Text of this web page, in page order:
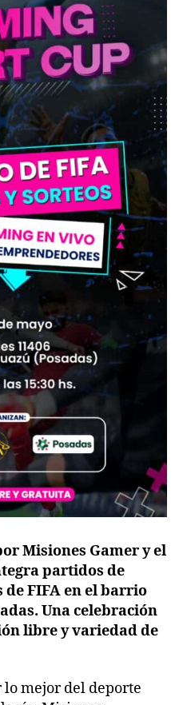
Misiones Gamer y el
partidos de
FIFA en el barrio
Una celebración
libre y variedad de
mejor del deporte